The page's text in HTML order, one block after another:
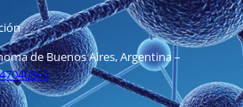
de Buenos Aires, Argentina –